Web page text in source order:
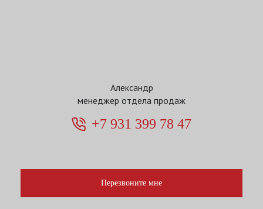
Александр
менеджер отдела продаж
+7 931 399 78 47
Перезвоните мне